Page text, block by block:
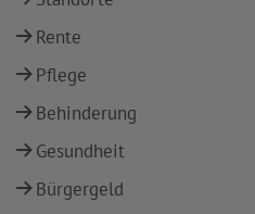
Rente
Pflege
Behinderung
Gesundheit
Bürgergeld